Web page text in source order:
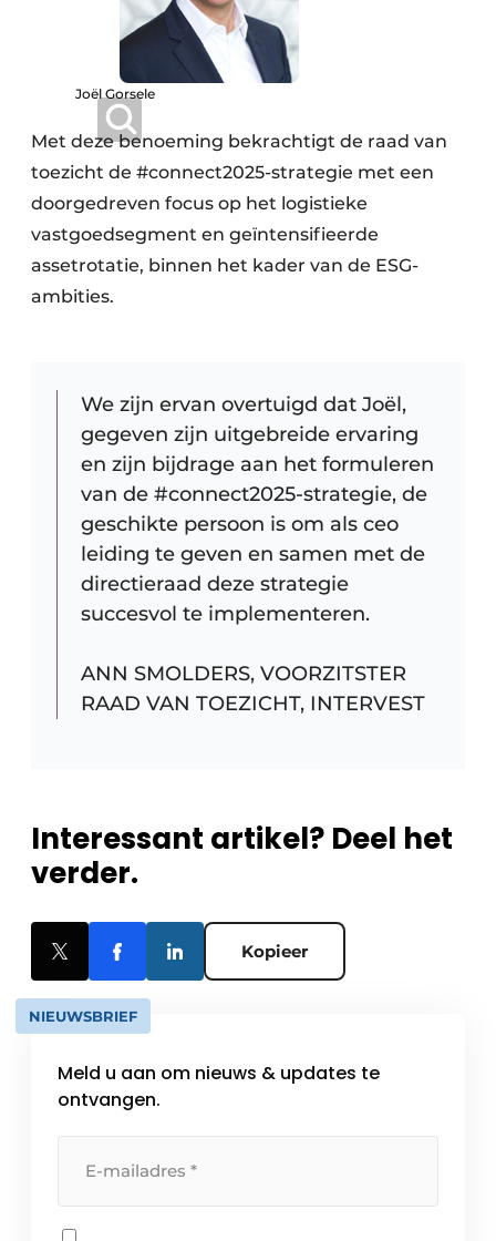
Joël Gorsele
Met deze benoeming bekrachtigt de raad van
toezicht de #connect2025-strategie met een
doorgedreven focus op het logistieke
vastgoedsegment en geïntensifieerde
assetrotatie, binnen het kader van de ESG-
ambities.
We zijn ervan overtuigd dat Joël,
gegeven zijn uitgebreide ervaring
en zijn bijdrage aan het formuleren
van de #connect2025-strategie, de
geschikte persoon is om als ceo
leiding te geven en samen met de
directieraad deze strategie
succesvol te implementeren.
ANN SMOLDERS, VOORZITSTER
RAAD VAN TOEZICHT, INTERVEST
Interessant artikel? Deel het
verder.
Kopieer
NIEUWSBRIEF
Meld u aan om nieuws & updates te
ontvangen.